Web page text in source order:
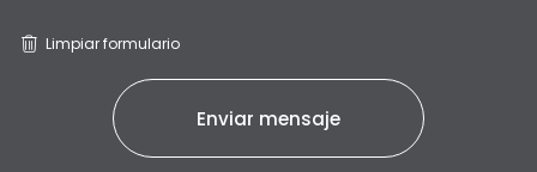
Limpiar formulario